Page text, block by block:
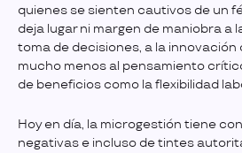
quienes se sienten cautivos de un
deja lugar ni margen de maniobra a
toma de decisiones, a la innovación
mucho menos al pensamiento
de beneficios como la flexibilidad
Hoy en día, la microgestión tiene
negativas e incluso de tintes